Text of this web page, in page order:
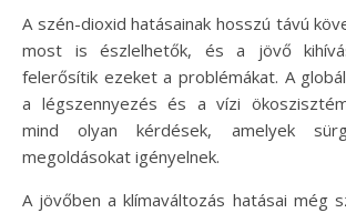
A szén-dioxid hatásainak hosszú távú
most is észlelhetők, és a jövő
felerősítik ezeket a problémákat. A
a légszennyezés és a vízi
mind olyan kérdések, amelyek
megoldásokat igényelnek.
A jövőben a klímaváltozás hatásai még